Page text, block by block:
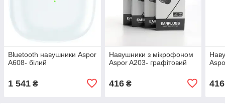
Bluetooth навушники Aspor
A608- білий
1 541 ₴
Навушники з мікрофоном
Aspor A203- графітовий
416₴ 416